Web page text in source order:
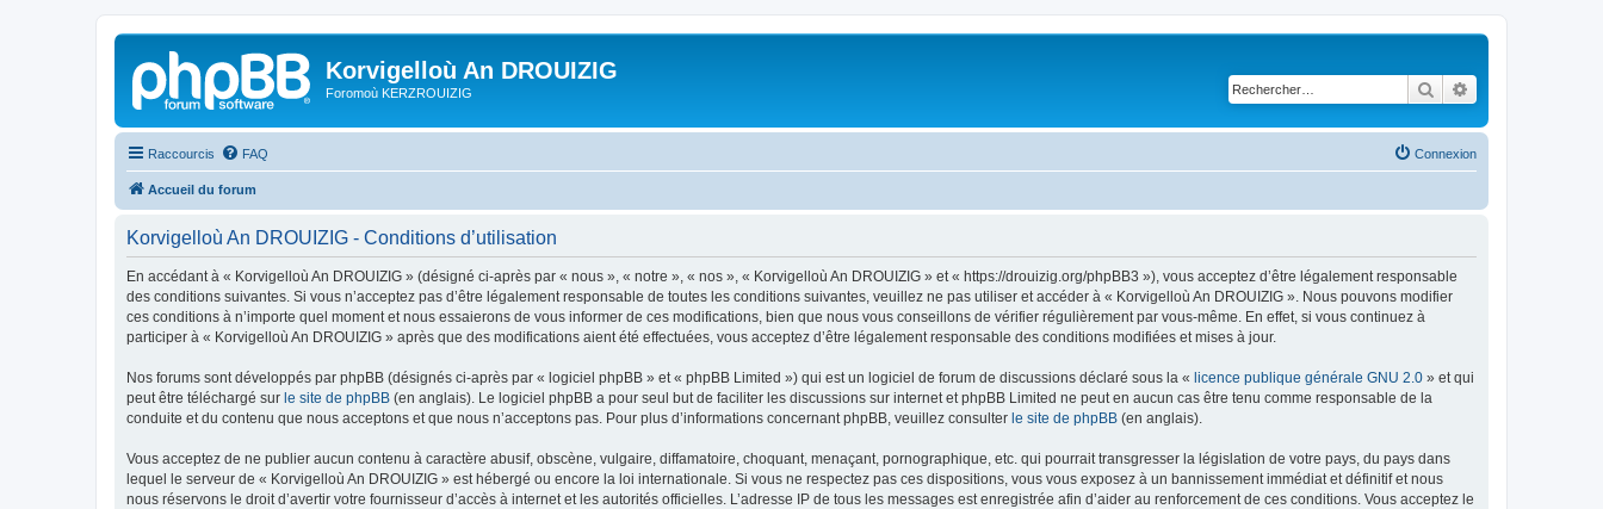
Korvigelloù An DROUIZIG
Foromoù KERZROUIZIG Rechercher
Raccourcis FAQ Connexion
Accueil du forum
Korvigelloù An DROUIZIG - Conditions d’utilisation
En accédant à « Korvigelloù An DROUIZIG » (désigné ci-après par « nous », « notre », « nos », « Korvigelloù An DROUIZIG » et « https://drouizig.org/phpBB3 »), vous acceptez d’être légalement responsable
des conditions suivantes. Si vous n’acceptez pas d’être légalement responsable de toutes les conditions suivantes, veuillez ne pas utiliser et accéder à « Korvigelloù An DROUIZIG ». Nous pouvons modifier
ces conditions à n’importe quel moment et nous essaierons de vous informer de ces modifications, bien que nous vous conseillons de vérifier régulièrement par vous-même. En effet, si vous continuez à
participer à « Korvigelloù An DROUIZIG » après que des modifications aient été effectuées, vous acceptez d’être légalement responsable des conditions modifiées et mises à jour.
Nos forums sont développés par phpBB (désignés ci-après par « logiciel phpBB » et « phpBB Limited ») qui est un logiciel de forum de discussions déclaré sous la « licence publique générale GNU 2.0 » et qui
peut être téléchargé sur le site de phpBB (en anglais). Le logiciel phpBB a pour seul but de faciliter les discussions sur internet et phpBB Limited ne peut en aucun cas être tenu comme responsable de la
conduite et du contenu que nous acceptons et que nous n’acceptons pas. Pour plus d’informations concernant phpBB, veuillez consulter le site de phpBB (en anglais).
Vous acceptez de ne publier aucun contenu à caractère abusif, obscène, vulgaire, diffamatoire, choquant, menaçant, pornographique, etc. qui pourrait transgresser la législation de votre pays, du pays dans
lequel le serveur de « Korvigelloù An DROUIZIG » est hébergé ou encore la loi internationale. Si vous ne respectez pas ces dispositions, vous vous exposez à un bannissement immédiat et définitif et nous
nous réservons le droit d’avertir votre fournisseur d’accès à internet et les autorités officielles. L’adresse IP de tous les messages est enregistrée afin d’aider au renforcement de ces conditions. Vous acceptez le